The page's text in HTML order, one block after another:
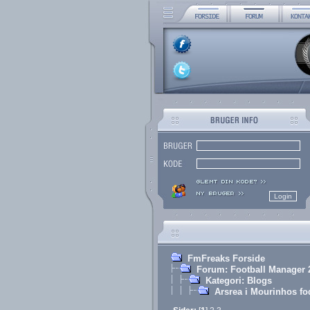
FmFreaks Forside
Forum: Football Manager
Kategori: Blogs
Arsrea i Mourinhos